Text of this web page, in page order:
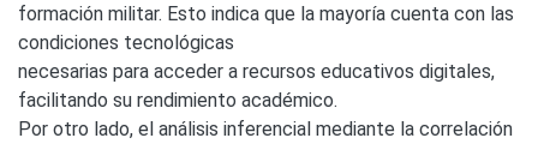
formación militar. Esto indica que la mayoría cuenta con las
condiciones tecnológicas
necesarias para acceder a recursos educativos digitales,
facilitando su rendimiento académico.
Por otro lado, el análisis inferencial mediante la correlación